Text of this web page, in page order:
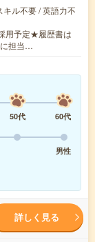
ル不要 / 英語力不
用予定★履歴書は
担当…
50代
60代
男性
詳しく見る